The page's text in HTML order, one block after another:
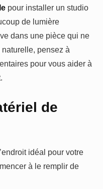
pour installer un studio
de lumière
dans une pièce qui ne
pensez à
pour vous aider à
de
idéal pour votre
à le remplir de